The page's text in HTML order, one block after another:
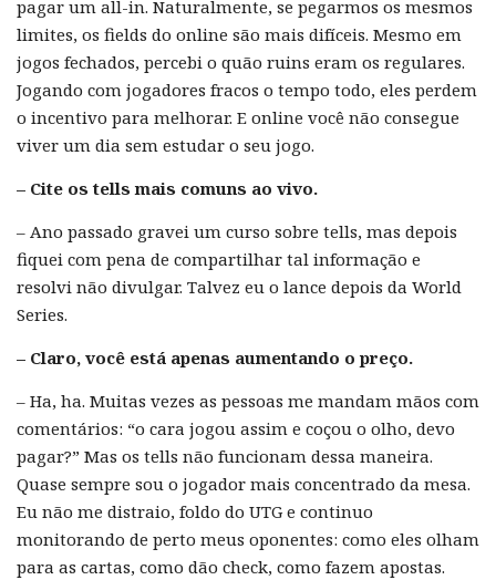
pagar um all-in. Naturalmente, se pegarmos os mesmos
limites, os fields do online são mais difíceis. Mesmo em
jogos fechados, percebi o quão ruins eram os regulares.
Jogando com jogadores fracos o tempo todo, eles perdem
o incentivo para melhorar. E online você não consegue
viver um dia sem estudar o seu jogo.
– Cite os tells mais comuns ao vivo.
– Ano passado gravei um curso sobre tells, mas depois
fiquei com pena de compartilhar tal informação e
resolvi não divulgar. Talvez eu o lance depois da World
Series.
– Claro, você está apenas aumentando o preço.
– Ha, ha. Muitas vezes as pessoas me mandam mãos com
comentários: “o cara jogou assim e coçou o olho, devo
pagar?” Mas os tells não funcionam dessa maneira.
Quase sempre sou o jogador mais concentrado da mesa.
Eu não me distraio, foldo do UTG e continuo
monitorando de perto meus oponentes: como eles olham
para as cartas, como dão check, como fazem apostas.